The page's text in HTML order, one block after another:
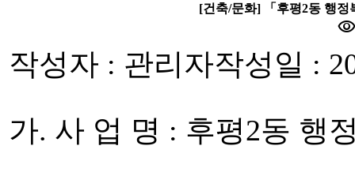
[건축/문화] 「후평2동 행
작성자 : 관리자작성일 :
가. 사 업 명 : 후평2동 행